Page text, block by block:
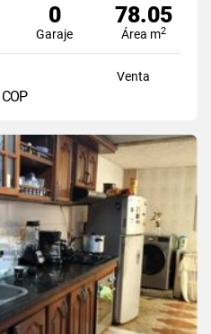
0
Garaje
78.05
Área m2
Venta
COP